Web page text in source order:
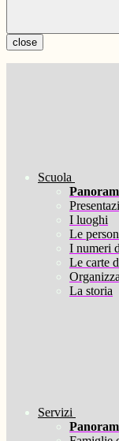
close
Scuola
I luoghi
Le
I numeri
Le carte
La storia
Servizi